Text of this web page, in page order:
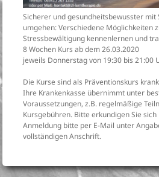
Sicherer und gesundheitsbewusster mit
umgehen: Verschiedene Möglichkeiten
Stressbewältigung kennenlernen und
8 Wochen Kurs ab dem 26.03.2020
jeweils Donnerstag von 19:30 bis 21:00
Die Kurse sind als Präventionskurs
Ihre Krankenkasse übernimmt unter
Voraussetzungen, z.B. regelmäßige
Kursgebühren. Bitte erkundigen Sie
Anmeldung bitte per E-Mail unter
vollständigen Anschrift.